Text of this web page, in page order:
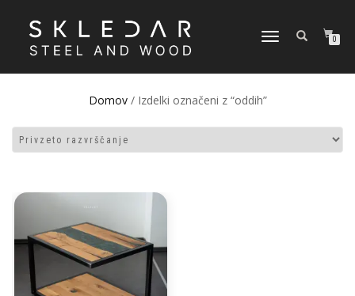
VKLOPI/IZKLOPI
0
Domov/ Izdelki označeni z “oddih”